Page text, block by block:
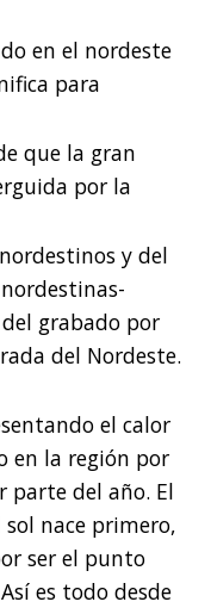
en el nordeste
para
que la gran
por la
y del
grabado por
del Nordeste.
el calor
en la región por
parte del año. El
nace primero,
ser el punto
es todo desde